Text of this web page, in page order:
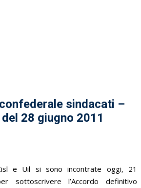
sindacati –
28 giugno 2011
e Uil si sono incontrate oggi, 21
sottoscrivere l’Accordo definitivo